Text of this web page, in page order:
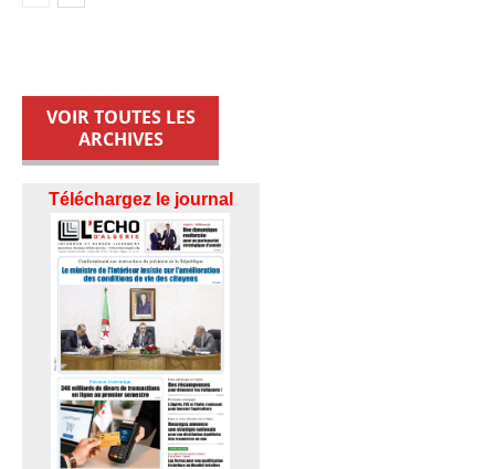
VOIR TOUTES LES
ARCHIVES